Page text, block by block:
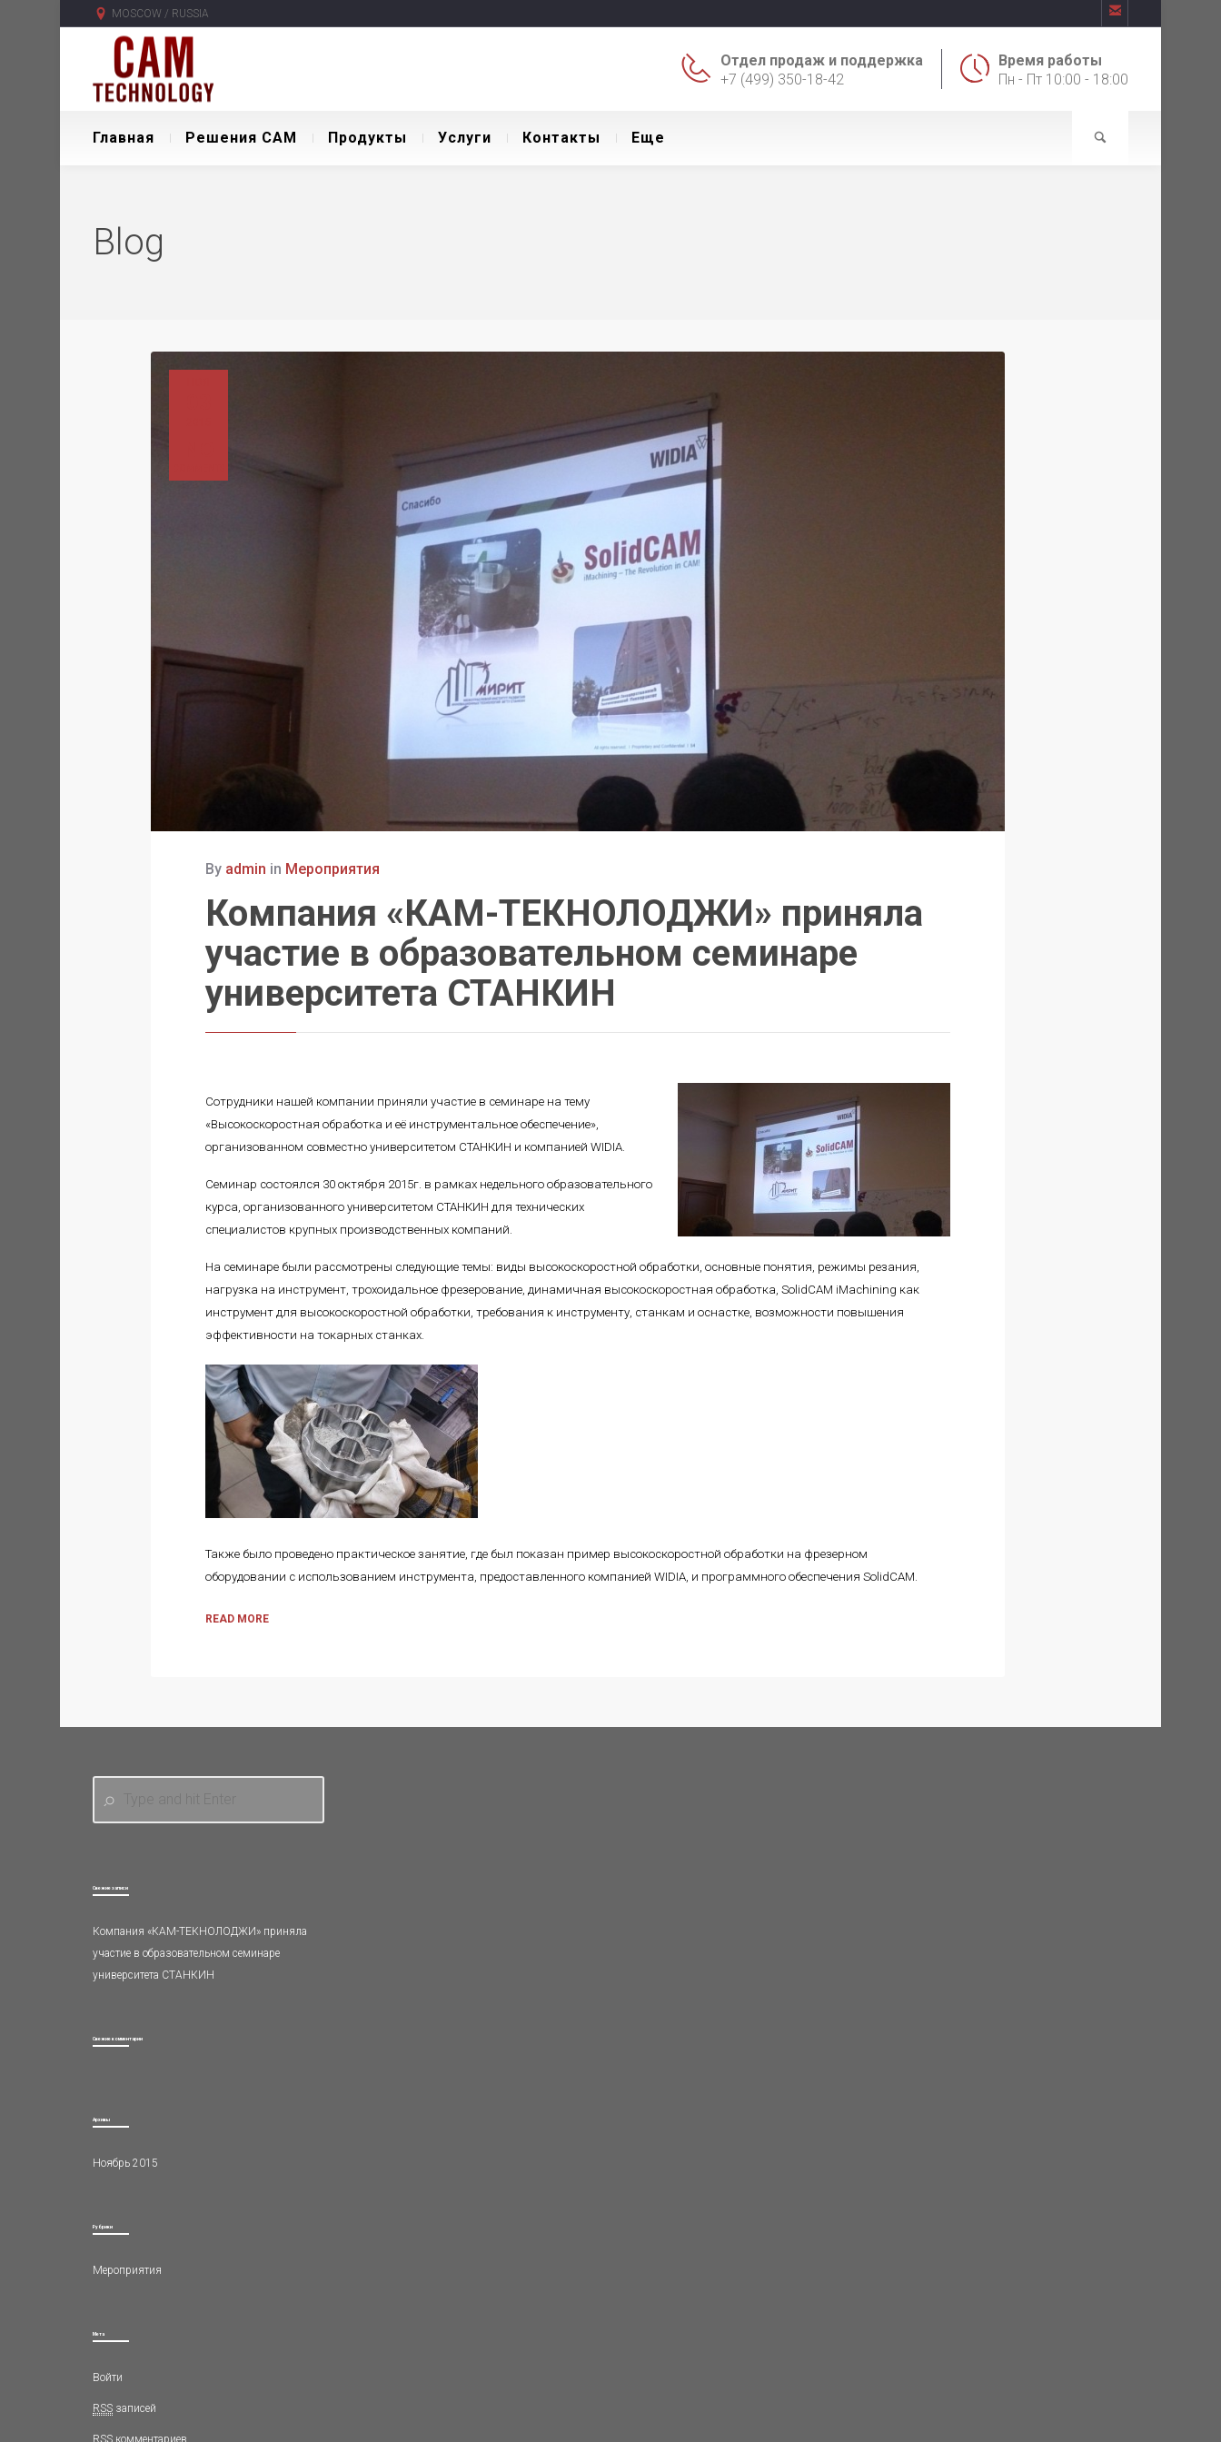
MOSCOW / RUSSIA 
Время работы
Пн - Пт 10:00 - 18:00
Отдел продаж и поддержка
+7 (499) 350-18-42
Главная Решения CAM Продукты Уcлуги Контакты Еще
Blog
By admin in Мероприятия
Компания «КАМ-ТЕКНОЛОДЖИ» приняла
участие в образовательном семинаре
университета СТАНКИН
Сотрудники нашей компании приняли участие в семинаре на тему
«Высокоскоростная обработка и её инструментальное обеспечение»,
организованном совместно университетом СТАНКИН и компанией WIDIA.
Семинар состоялся 30 октября 2015г. в рамках недельного образовательного
курса, организованного университетом СТАНКИН для технических
специалистов крупных производственных компаний.
На семинаре были рассмотрены следующие темы: виды высокоскоростной обработки, основные понятия, режимы резания,
нагрузка на инструмент, трохоидальное фрезерование, динамичная высокоскоростная обработка, SolidCAM iMachining как
инструмент для высокоскоростной обработки, требования к инструменту, станкам и оснастке, возможности повышения
эффективности на токарных станках.
Также было проведено практическое занятие, где был показан пример высокоскоростной обработки на фрезерном
оборудовании с использованием инструмента, предоставленного компанией WIDIA, и программного обеспечения SolidCAM.
READ MORE
Свежие записи
Компания «КАМ-ТЕКНОЛОДЖИ» приняла
участие в образовательном семинаре
университета СТАНКИН
Свежие комментарии
Архивы
Ноябрь 2015
Рубрики
Мероприятия
Мета
Войти
RSS записей